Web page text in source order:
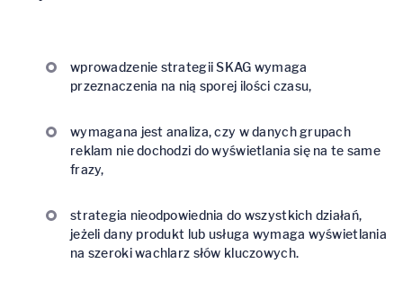
wprowadzenie strategii SKAG wymaga
przeznaczenia na nią sporej ilości czasu,
wymagana jest analiza, czy w danych grupach
reklam nie dochodzi do wyświetlania się na te same
frazy,
strategia nieodpowiednia do wszystkich działań,
jeżeli dany produkt lub usługa wymaga wyświetlania
na szeroki wachlarz słów kluczowych.